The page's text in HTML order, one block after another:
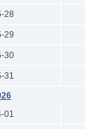
28
29
30
31
01